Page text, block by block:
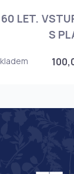
LET.
S